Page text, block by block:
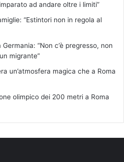
ad andare oltre i limiti”
“Estintori non in regola al
“Non c’è pregresso, non
migrante”
un’atmosfera magica che a Roma
olimpico dei 200 metri a Roma